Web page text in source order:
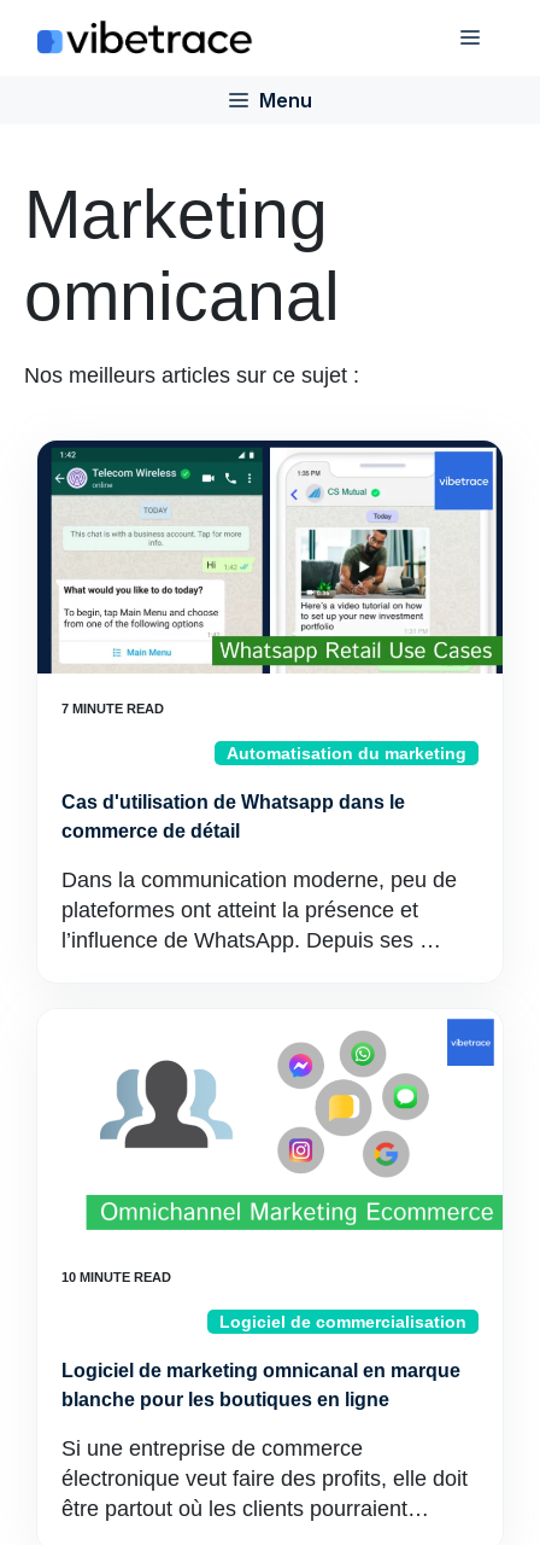
Menu
Menu
Marketing
omnicanal
Nos meilleurs articles sur ce sujet :
Automatisation du marketing
Cas d'utilisation de Whatsapp dans le
commerce de détail
Dans la communication moderne, peu de
plateformes ont atteint la présence et
l’influence de WhatsApp. Depuis ses …
Logiciel de commercialisation
Logiciel de marketing omnicanal en marque
blanche pour les boutiques en ligne
Si une entreprise de commerce
électronique veut faire des profits, elle doit
être partout où les clients pourraient…